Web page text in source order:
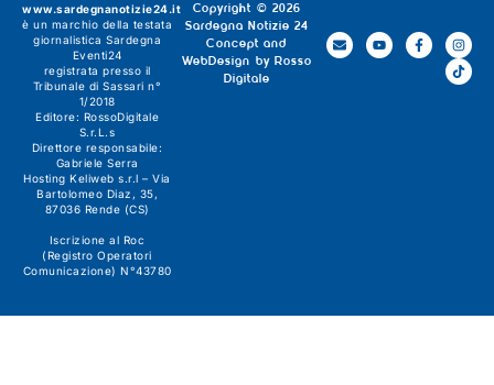
Copyright © 2026
Sardegna Notizie 24
Concept and
WebDesign by Rosso
Digitale
www.sardegnanotizie24.it
è un marchio della testata
giornalistica Sardegna
Eventi24
registrata presso il
Tribunale di Sassari n°
1/2018
Editore: RossoDigitale
S.r.L.s
Direttore responsabile:
Gabriele Serra
Hosting Keliweb s.r.l – Via
Bartolomeo Diaz, 35,
87036 Rende (CS)
Iscrizione al Roc
(Registro Operatori
Comunicazione) N°43780